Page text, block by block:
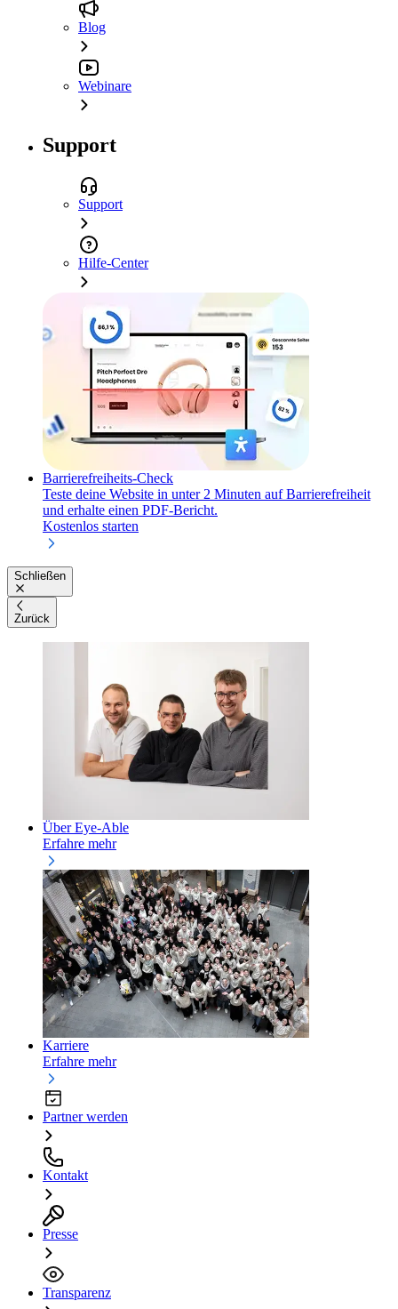
Blog
Webinare
Support
Support
Hilfe-Center
Barrierefreiheits-Check
Teste deine Website in unter 2 Minuten auf Barrierefreiheit
und erhalte einen PDF-Bericht.
Kostenlos starten
Schließen
Zurück
Über Eye-Able
Erfahre mehr
Karriere
Erfahre mehr
Partner werden
Kontakt
Presse
Transparenz